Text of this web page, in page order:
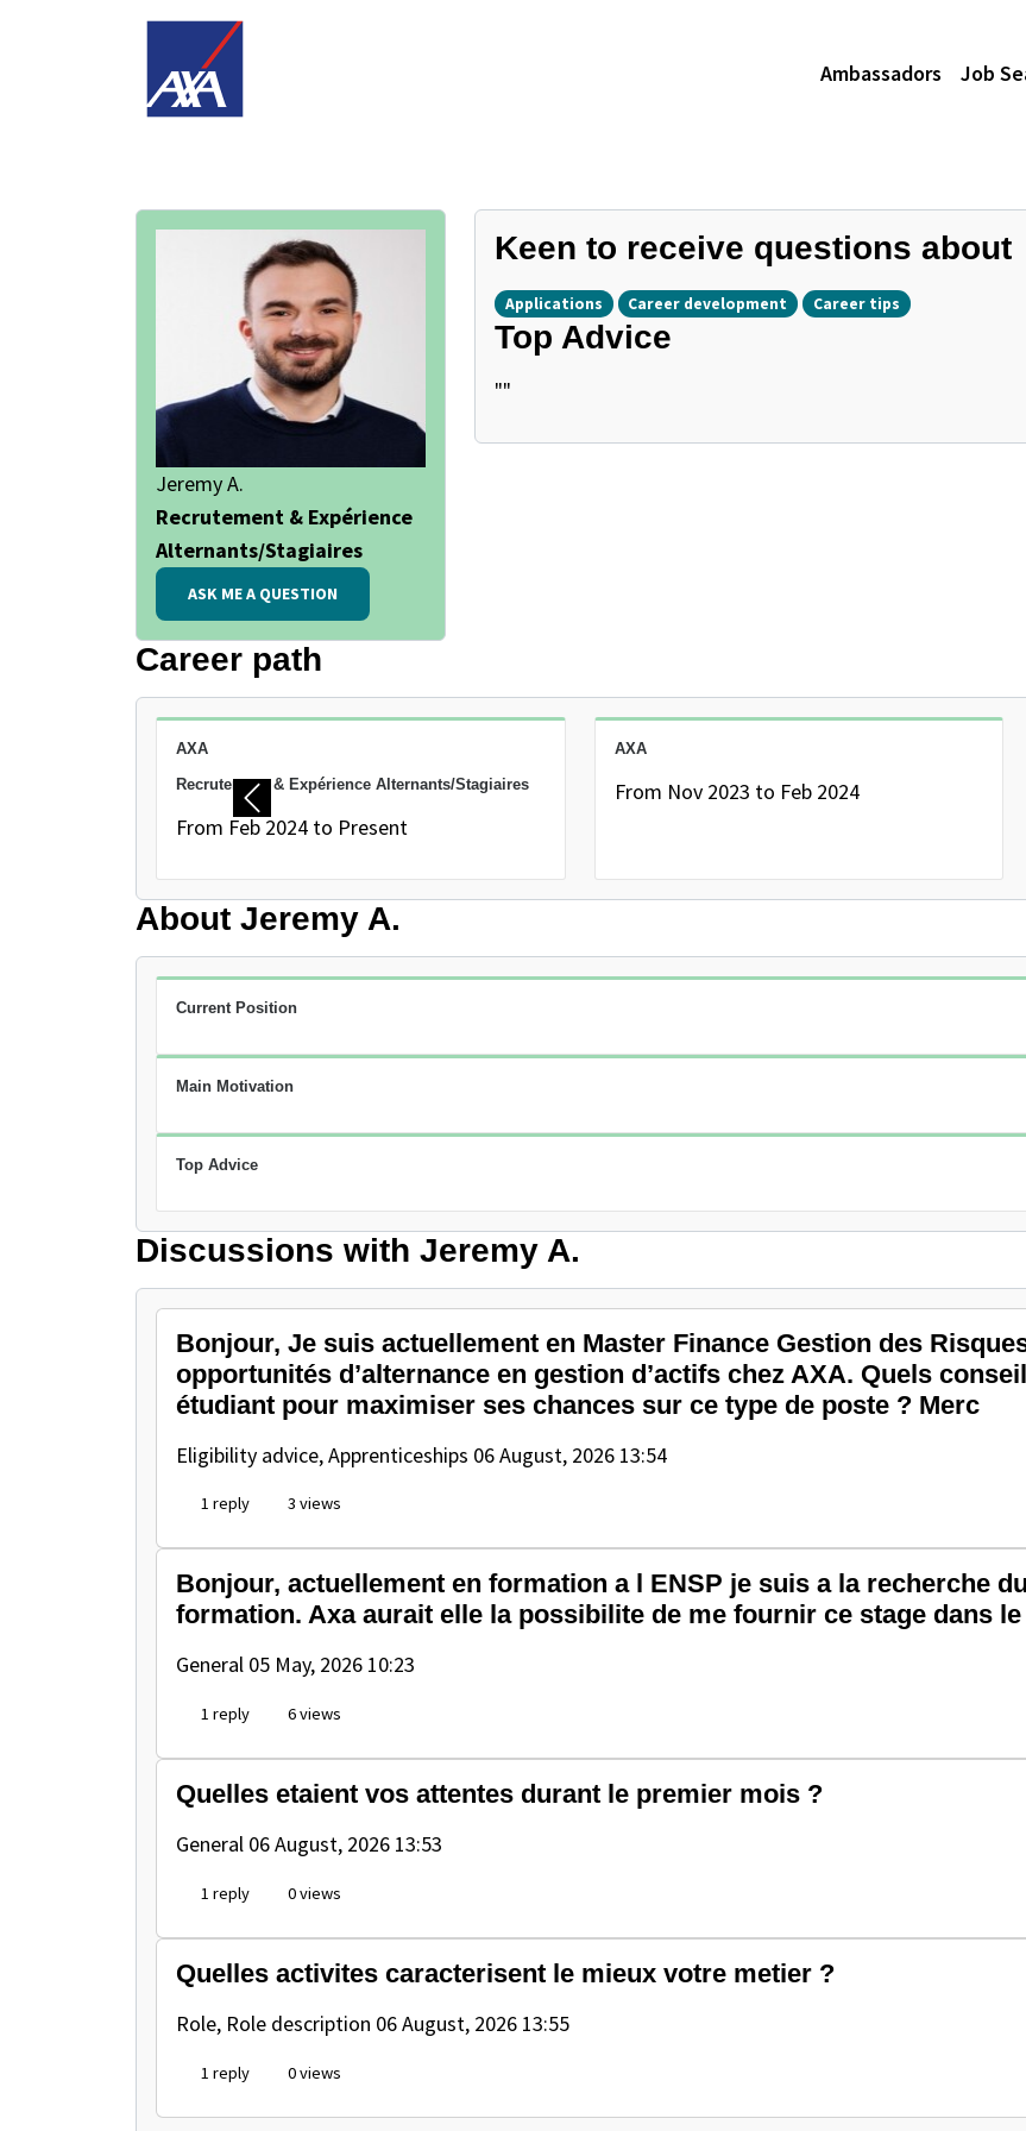
Ambassadors Job
Jeremy A.
Recrutement & Expérience
Alternants/Stagiaires
ASK ME A QUESTION
Keen to receive questions about
Applications Career development Career tips
Top Advice
""
Career path
PAUSE THE PROCEEDING CAROUSEL
AXA
Recrutement & Expérience Alternants/Stagiaires
From Feb 2024 to Present
AXA
From Nov 2023 to Feb 2024
Previous
About Jeremy A.
Current Position
Main Motivation
Top Advice
Discussions with Jeremy A.
Bonjour, Je suis actuellement en Master Finance Gestion des
opportunités d’alternance en gestion d’actifs chez AXA. Quels
étudiant pour maximiser ses chances sur ce type de poste ? Merc
Eligibility advice, Apprenticeships 06 August, 2026 13:54
1 reply 3 views
Bonjour, actuellement en formation a l ENSP je suis a la recherche
formation. Axa aurait elle la possibilite de me fournir ce stage dans
General 05 May, 2026 10:23
1 reply 6 views
Quelles etaient vos attentes durant le premier mois ?
General 06 August, 2026 13:53
1 reply 0 views
Quelles activites caracterisent le mieux votre metier ?
Role, Role description 06 August, 2026 13:55
1 reply 0 views